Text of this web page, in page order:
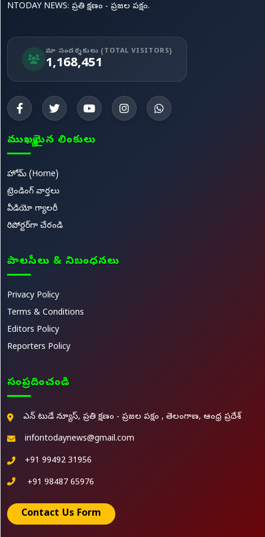
NTODAY NEWS: ప్రతి క్షణం - ప్రజల పక్షం.
మా సందర్శకులు (TOTAL VISITORS)
1,168,451
ముఖ్యమైన లింకులు
హోమ్ (Home)
ట్రెండింగ్ వార్తలు
వీడియో గ్యాలరీ
రిపోర్టర్‌గా చేరండి
పాలసీలు & నిబంధనలు
Privacy Policy
Terms & Conditions
Editors Policy
Reporters Policy
సంప్రదించండి
ఎన్ టుడే న్యూస్, ప్రతి క్షణం - ప్రజల పక్షం , తెలంగాణ, ఆంధ్ర ప్రదేశ్
infontodaynews@gmail.com
+91 99492 31956
+91 98487 65976
Contact Us Form